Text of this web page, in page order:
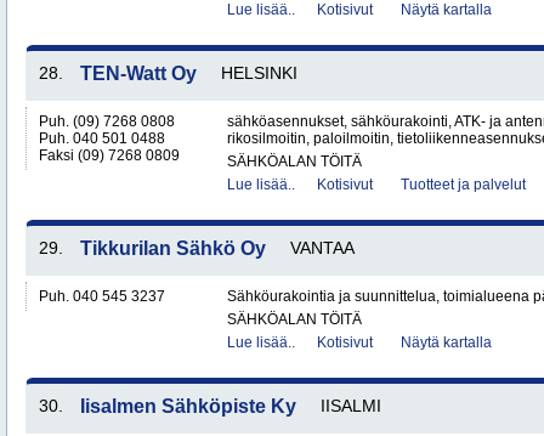
Lue lisää..
Kotisivut Näytä kartalla
28. TEN-Watt Oy HELSINKI
Puh. (09) 7268 0808
Puh. 040 501 0488
Faksi (09) 7268 0809
sähköasennukset, sähköurakointi, ATK- ja
rikosilmoitin, paloilmoitin,
SÄHKÖALAN TÖITÄ
Lue lisää..
Kotisivut Tuotteet ja palvelut
29. Tikkurilan Sähkö Oy VANTAA
Puh. 040 545 3237
Sähköurakointia ja suunnittelua, toimialueena
SÄHKÖALAN TÖITÄ
Lue lisää..
Kotisivut Näytä kartalla
30. Iisalmen Sähköpiste Ky IISALMI